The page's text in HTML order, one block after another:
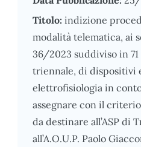
Titolo: indizione
modalità telematica, ai
36/2023 suddiviso in
triennale, di dispositivi
elettrofisiologia in
assegnare con il
da destinare all’ASP di
all’A.O.U.P. Paolo